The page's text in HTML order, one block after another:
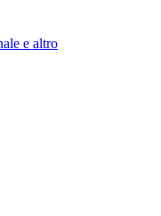
e altro